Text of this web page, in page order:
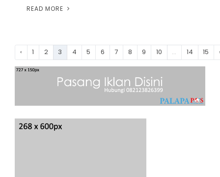
READ MORE
‹ 1 2 3 4 5 6 7 8 9 10 ... 14 15